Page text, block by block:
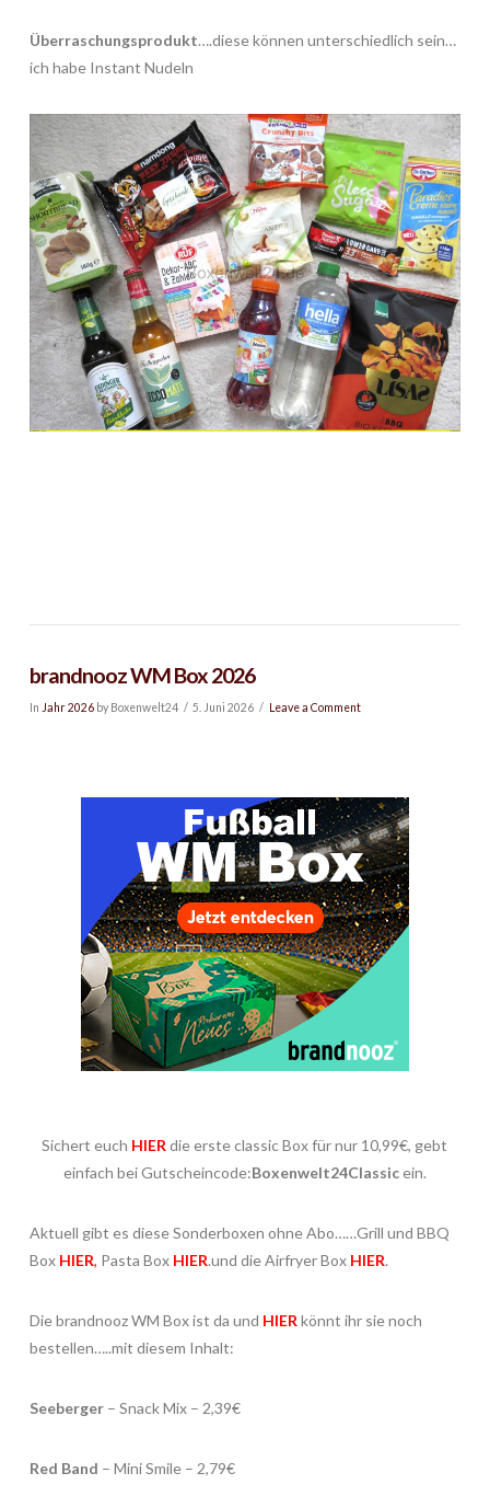
Überraschungsprodukt….diese können unterschiedlich sein…
ich habe Instant Nudeln
brandnooz WM Box 2026
In Jahr 2026by Boxenwelt24 5. Juni 2026 Leave a Comment
Sichert euch HIER die erste classic Box für nur 10,99€, gebt
einfach bei Gutscheincode:Boxenwelt24Classicein.
Aktuell gibt es diese Sonderboxen ohne Abo……Grill und BBQ
Box HIER, Pasta Box HIER.und die Airfryer Box HIER.
Die brandnooz WM Box ist da und HIER könnt ihr sie noch
bestellen…..mit diesem Inhalt:
Seeberger– Snack Mix – 2,39€
Red Band – Mini Smile – 2,79€